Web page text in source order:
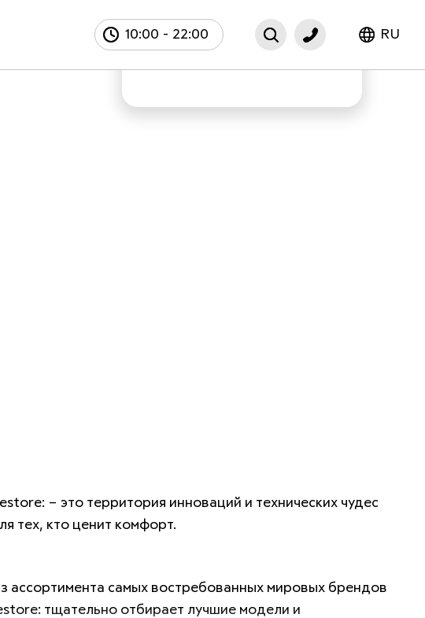
10:00 - 22:00 RU
– это территория инноваций и технических чудес
тех, кто ценит комфорт.
ассортимента самых востребованных мировых брендов
тщательно отбирает лучшие модели и